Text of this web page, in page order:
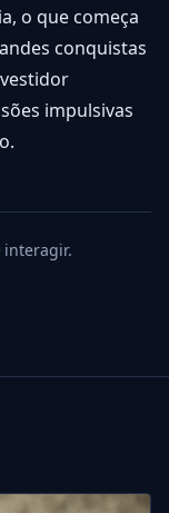
o que começa
conquistas
impulsivas
interagir.